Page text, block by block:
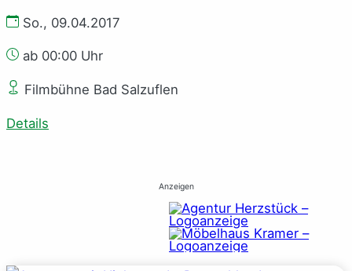
So., 09.04.2017
ab 00:00 Uhr
Filmbühne Bad Salzuflen
Details
Anzeigen